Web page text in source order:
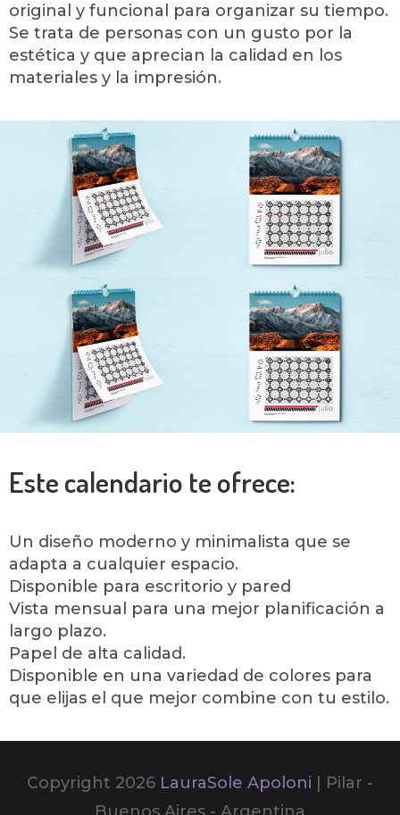
original y funcional para organizar su tiempo.
Se trata de personas con un gusto por la
estética y que aprecian la calidad en los
materiales y la impresión.
Este calendario te ofrece:
Un diseño moderno y minimalista que se
adapta a cualquier espacio.
Disponible para escritorio y pared
Vista mensual para una mejor planificación a
largo plazo.
Papel de alta calidad.
Disponible en una variedad de colores para
que elijas el que mejor combine con tu estilo.
Copyright 2026 LauraSole Apoloni | Pilar -